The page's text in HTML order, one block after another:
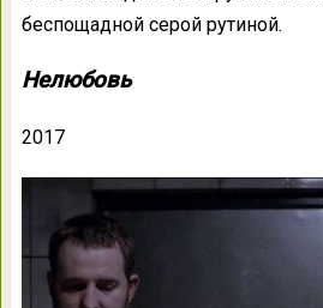
беспощадной серой рутиной.
Нелюбовь
2017